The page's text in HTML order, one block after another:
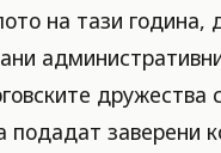
на тази година,
дружества
подадат заверени